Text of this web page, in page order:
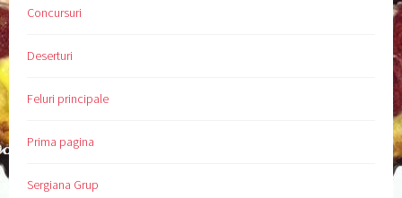
Concursuri
Deserturi
Feluri principale
Prima pagina
Sergiana Grup